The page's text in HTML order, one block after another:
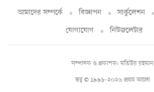
আমাদের সম্পর্কে বিজ্ঞাপন সার্কুলেশন
যোগাযোগ
নিউজলেটার
স্বত্ব © ১৯৯৮-২০২৬ প্রথম আলো
সম্পাদক ও প্রকাশক: মতিউর রহমান